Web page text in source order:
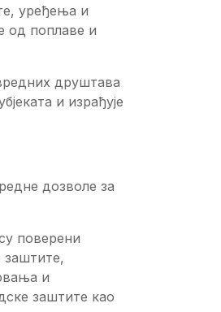
уређења и
од поплаве и
друштава
и израђује
дозволе за
поверени
заштите,
и
заштите као